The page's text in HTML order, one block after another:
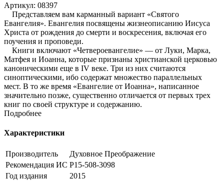
Артикул: 08397
Представляем вам карманный вариант «Святого
Евангелия». Евангелия посвящены жизнеописанию Иисуса
Христа от рождения до смерти и воскресения, включая его
поучения и проповеди.
Книги включают «Четвероевангелие» — от Луки, Марка,
Матфея и Иоанна, которые признаны христианской церковью
каноническими еще в IV веке. Три из них считаются
синоптическими, ибо содержат множество параллельных
мест. В то же время «Евангелие от Иоанна», написанное
значительно позже, существенно отличается от первых трех
книг по своей структуре и содержанию.
Подробнее
Характеристики
Производитель
Духовное Преображение
Рекомендация ИС Р15-508-3098
Год издания
2015